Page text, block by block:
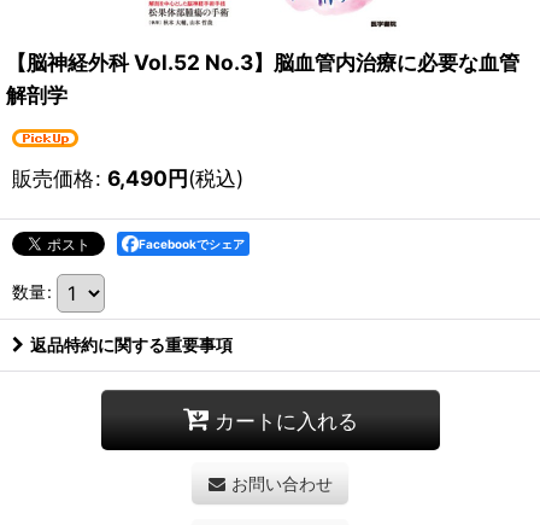
【脳神経外科 Vol.52 No.3】脳血管内治療に必要な血管
解剖学
販売価格: 6,490円(税込)
Facebookでシェア
数量:
返品特約に関する重要事項
カートに入れる
お問い合わせ